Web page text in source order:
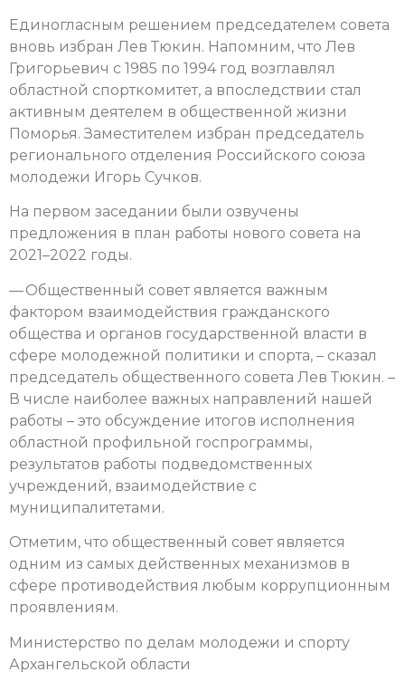
Единогласным решением председателем совета
вновь избран Лев Тюкин. Напомним, что Лев
Григорьевич с 1985 по 1994 год возглавлял
областной спорткомитет, а впоследствии стал
активным деятелем в общественной жизни
Поморья. Заместителем избран председатель
регионального отделения Российского союза
молодежи Игорь Сучков.
На первом заседании были озвучены
предложения в план работы нового совета на
2021–2022 годы.
— Общественный совет является важным
фактором взаимодействия гражданского
общества и органов государственной власти в
сфере молодежной политики и спорта, – сказал
председатель общественного совета Лев Тюкин. –
В числе наиболее важных направлений нашей
работы – это обсуждение итогов исполнения
областной профильной госпрограммы,
результатов работы подведомственных
учреждений, взаимодействие с
муниципалитетами.
Отметим, что общественный совет является
одним из самых действенных механизмов в
сфере противодействия любым коррупционным
проявлениям.
Министерство по делам молодежи и спорту
Архангельской области